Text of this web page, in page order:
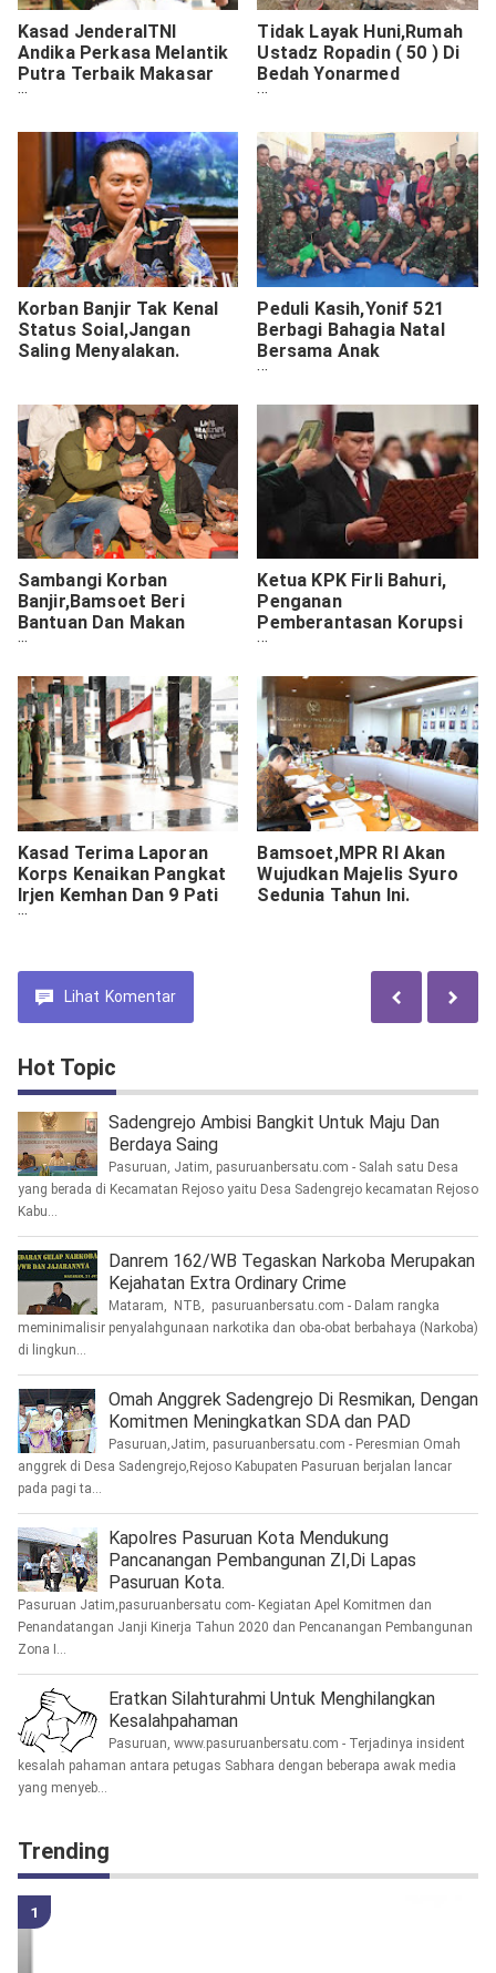
Kasad JenderalTNI
Andika Perkasa Melantik
Putra Terbaik Makasar
Mayjen TNI Andi
Pangdam XIV/Hsn.
Tidak Layak Huni,Rumah
Ustadz Ropadin ( 50 ) Di
Bedah Yonarmed
13/Kostrad.
Korban Banjir Tak Kenal
Status Soial,Jangan
Saling Menyalakan.
Peduli Kasih,Yonif 521
Berbagi Bahagia Natal
Bersama Anak
Bekebutuhan Khusus
Sambangi Korban
Banjir,Bamsoet Beri
Bantuan Dan Makan
Bersama.
Ketua KPK Firli Bahuri,
Penganan
Pemberantasan Korupsi
Di Indonesia.
Kasad Terima Laporan
Korps Kenaikan Pangkat
Irjen Kemhan Dan 9 Pati
TNI AD.
Bamsoet,MPR RI Akan
Wujudkan Majelis Syuro
Sedunia Tahun Ini.
Lihat Komentar
Hot Topic
Sadengrejo Ambisi Bangkit Untuk Maju Dan
Berdaya Saing
Pasuruan, Jatim, pasuruanbersatu.com - Salah satu Desa
yang berada di Kecamatan Rejoso yaitu Desa Sadengrejo kecamatan Rejoso
Kabu...
Danrem 162/WB Tegaskan Narkoba Merupakan
Kejahatan Extra Ordinary Crime
Mataram, NTB, pasuruanbersatu.com - Dalam rangka
meminimalisir penyalahgunaan narkotika dan oba-obat berbahaya (Narkoba)
di lingkun...
Omah Anggrek Sadengrejo Di Resmikan, Dengan
Komitmen Meningkatkan SDA dan PAD
Pasuruan,Jatim, pasuruanbersatu.com - Peresmian Omah
anggrek di Desa Sadengrejo,Rejoso Kabupaten Pasuruan berjalan lancar
pada pagi ta...
Kapolres Pasuruan Kota Mendukung
Pancanangan Pembangunan ZI,Di Lapas
Pasuruan Kota.
Pasuruan Jatim,pasuruanbersatu com- Kegiatan Apel Komitmen dan
Penandatangan Janji Kinerja Tahun 2020 dan Pencanangan Pembangunan
Zona I...
Eratkan Silahturahmi Untuk Menghilangkan
Kesalahpahaman
Pasuruan, www.pasuruanbersatu.com - Terjadinya insident
kesalah pahaman antara petugas Sabhara dengan beberapa awak media
yang menyeb...
Trending